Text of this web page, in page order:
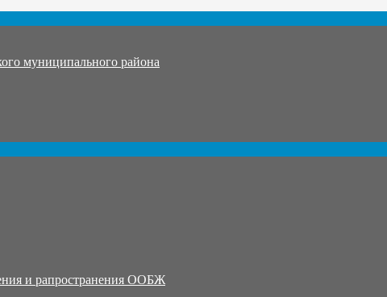
муниципального района
и рапространения ООБЖ